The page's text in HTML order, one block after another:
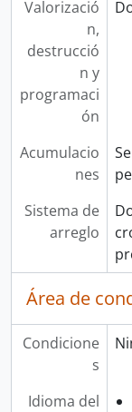
Valorizació
n,
destrucció
n y
programaci
ón
Acumulacio
nes
Sistema de
arreglo
Área de
Condicione
s
Idioma del